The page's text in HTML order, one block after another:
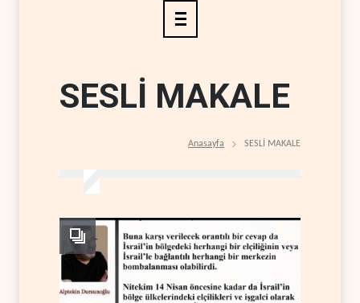
SESLİ MAKALE
Anasayfa SESLİ MAKALE